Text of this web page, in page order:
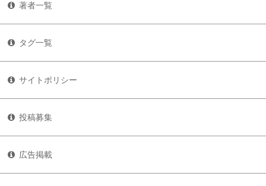
著者一覧
タグ一覧
サイトポリシー
投稿募集
広告掲載